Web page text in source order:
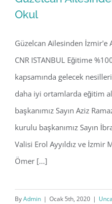
Güzelcan
Okul
Güzelcan Ailesinden İzmir'e
CNR ISTANBUL Eğitime
kapsamında gelecek
daha iyi ortamlarda eğitim
başkanımız Sayın Aziz
kurulu başkanımız Sayın
Valisi Erol Ayyıldız ve İzmir
Ömer [...]
ByAdmin | Ocak 5th, 2020 |